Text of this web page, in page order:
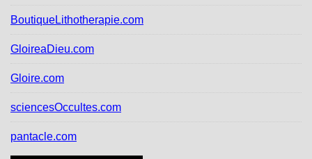
BoutiqueLithotherapie.com
GloireaDieu.com
Gloire.com
sciencesOccultes.com
pantacle.com